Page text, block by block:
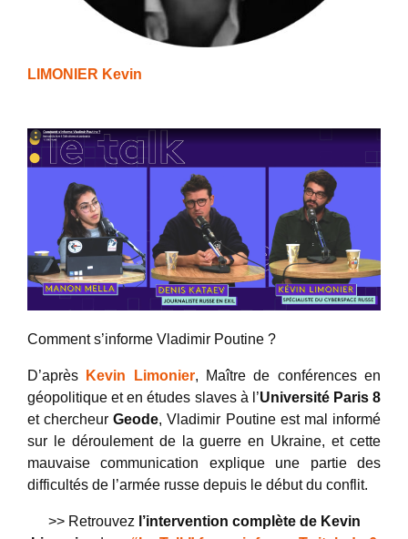
LIMONIER Kevin
Comment s’informe Vladimir Poutine ?
D’après Kevin Limonier, Maître de conférences en
géopolitique et en études slaves à l’Université Paris 8
et chercheurGeode, Vladimir Poutine est mal informé
sur le déroulement de la guerre en Ukraine, et cette
mauvaise communication explique une partie des
difficultés de l’armée russe depuis le début du conflit.
>> Retrouvez l’intervention complète de Kevin